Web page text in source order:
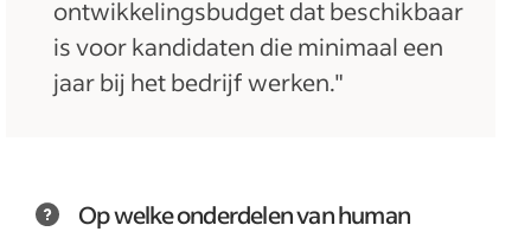
ontwikkelingsbudget dat beschikbaar
is voor kandidaten die minimaal een
jaar bij het bedrijf werken."
Op welke onderdelen van human